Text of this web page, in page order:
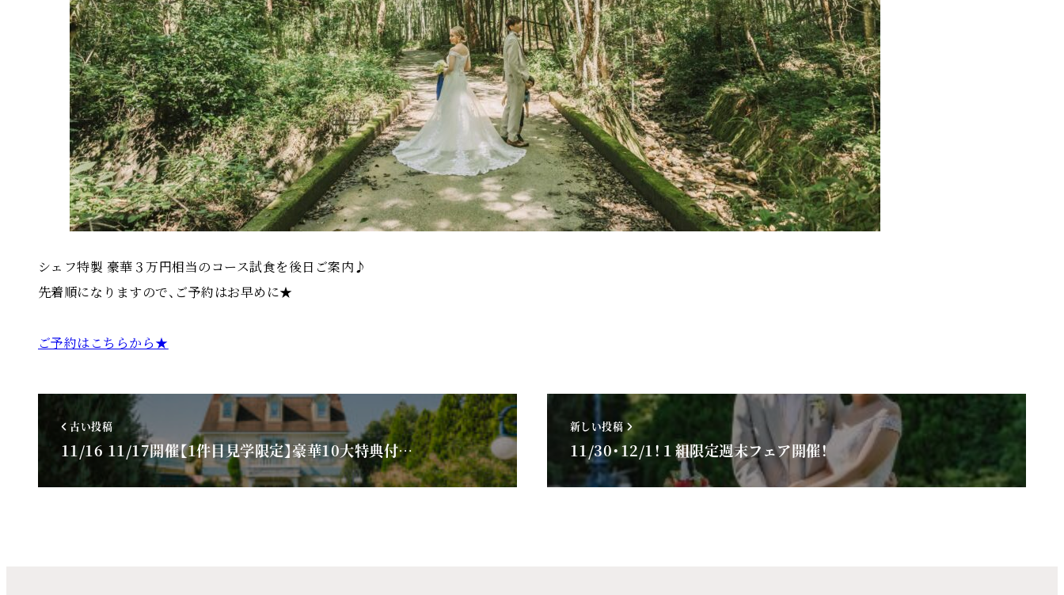
シェフ特製 豪華３万円相当のコース試食を後日ご案内♪
先着順になりますので、ご予約はお早めに★
ご予約はこちらから★
古い投稿
11/16 11/17開催【1件目見学限定】豪華10大特典付…
新しい投稿
11/30・12/1！１組限定週末フェア開催！